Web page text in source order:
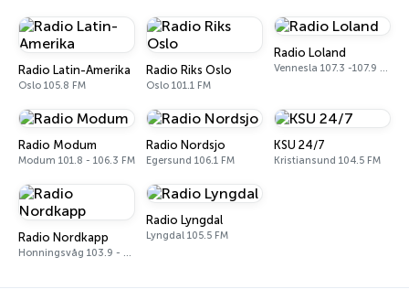
Radio Latin-Amerika
Oslo 105.8 FM
Radio Riks Oslo
Oslo 101.1 FM
Radio Loland
Vennesla 107.3 -107.9 FM
Radio Modum
Modum 101.8 - 106.3 FM
Radio Nordsjo
Egersund 106.1 FM
KSU 24/7
Kristiansund 104.5 FM
Radio Nordkapp
Honningsvåg 103.9 - 106.9 FM
Radio Lyngdal
Lyngdal 105.5 FM